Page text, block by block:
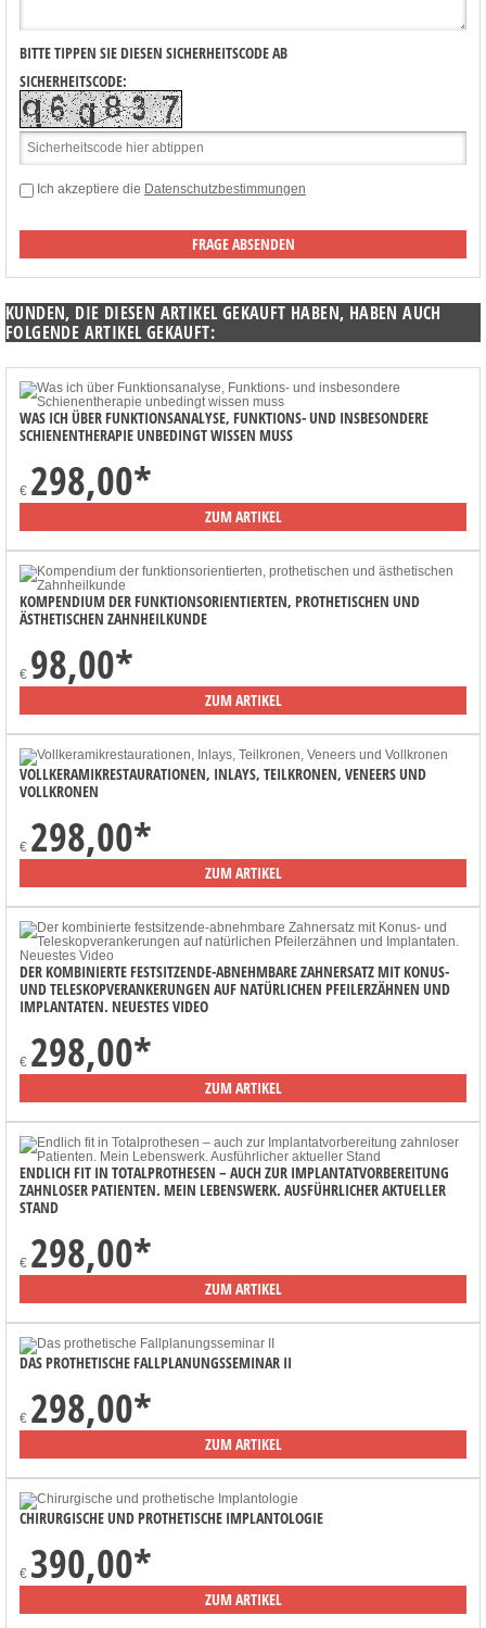
BITTE TIPPEN SIE DIESEN SICHERHEITSCODE AB
SICHERHEITSCODE:
Ich akzeptiere die Datenschutzbestimmungen
KUNDEN, DIE DIESEN ARTIKEL GEKAUFT HABEN, HABEN AUCH
FOLGENDE ARTIKEL GEKAUFT:
WAS ICH ÜBER FUNKTIONSANALYSE, FUNKTIONS- UND INSBESONDERE
SCHIENENTHERAPIE UNBEDINGT WISSEN MUSS
€ 298,00*
ZUM ARTIKEL
KOMPENDIUM DER FUNKTIONSORIENTIERTEN, PROTHETISCHEN UND
ÄSTHETISCHEN ZAHNHEILKUNDE
€ 98,00*
ZUM ARTIKEL
VOLLKERAMIKRESTAURATIONEN, INLAYS, TEILKRONEN, VENEERS UND
VOLLKRONEN
€ 298,00*
ZUM ARTIKEL
DER KOMBINIERTE FESTSITZENDE-ABNEHMBARE ZAHNERSATZ MIT KONUS-
UND TELESKOPVERANKERUNGEN AUF NATÜRLICHEN PFEILERZÄHNEN UND
IMPLANTATEN. NEUESTES VIDEO
€ 298,00*
ZUM ARTIKEL
ENDLICH FIT IN TOTALPROTHESEN – AUCH ZUR IMPLANTATVORBEREITUNG
ZAHNLOSER PATIENTEN. MEIN LEBENSWERK. AUSFÜHRLICHER AKTUELLER
STAND
€ 298,00*
ZUM ARTIKEL
DAS PROTHETISCHE FALLPLANUNGSSEMINAR II
€ 298,00*
ZUM ARTIKEL
CHIRURGISCHE UND PROTHETISCHE IMPLANTOLOGIE
€ 390,00*
ZUM ARTIKEL